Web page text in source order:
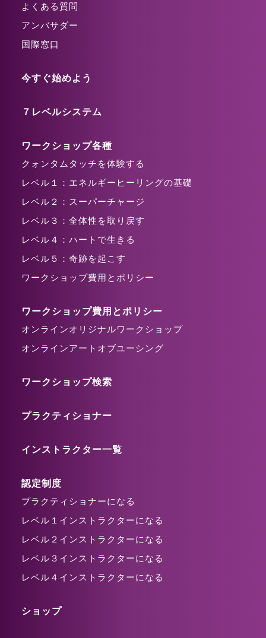
よくある質問
アンバサダー
国際窓口
今すぐ始めよう
７レベルシステム
ワークショップ各種
クォンタムタッチを体験する
レベル１：エネルギーヒーリングの基礎
レベル２：スーパーチャージ
レベル３：全体性を取り戻す
レベル４：ハートで生きる
レベル５：奇跡を起こす
ワークショップ費用とポリシー
ワークショップ費用とポリシー
オンラインオリジナルワークショップ
オンラインアートオブユーシング
ワークショップ検索
プラクティショナー
インストラクター一覧
認定制度
プラクティショナーになる
レベル１インストラクターになる
レベル２インストラクターになる
レベル３インストラクターになる
レベル４インストラクターになる
ショップ